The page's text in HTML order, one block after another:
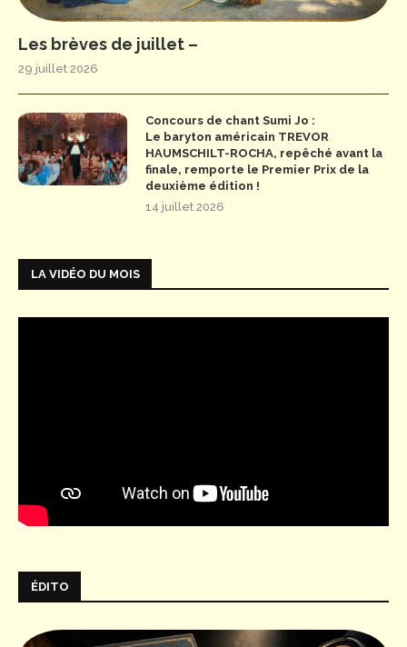
Les brèves de juillet –
29 juillet 2026
Concours de chant Sumi Jo :
Le baryton américain TREVOR
HAUMSCHILT-ROCHA, repêché avant la
finale, remporte le Premier Prix de la
deuxième édition !
14 juillet 2026
LA VIDÉO DU MOIS
ÉDITO